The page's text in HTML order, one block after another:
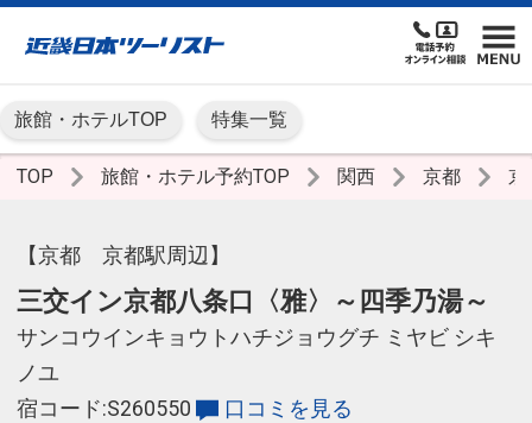
旅館・ホテルTOP 特集一覧
TOP 旅館・ホテル予約TOP 関西 京都 京
【京都 京都駅周辺】
三交イン京都八条口〈雅〉～四季乃湯～
サンコウインキョウトハチジョウグチ ミヤビ シキ
ノユ
宿コード:S260550
口コミを見る